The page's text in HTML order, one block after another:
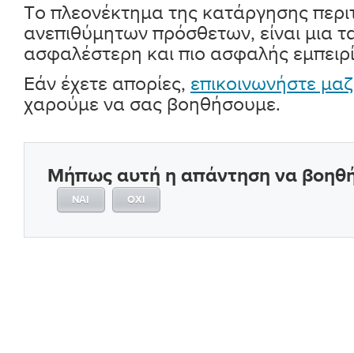
Το πλεονέκτημα της κατάργησης
ανεπιθύμητων πρόσθετων, είναι μια
ασφαλέστερη και πιο ασφαλής
Εάν έχετε απορίες, επικοινωνήστε
χαρούμε να σας βοηθήσουμε.
Μήπως αυτή η απάντηση να
ΝΑΊ ΌΧΙ